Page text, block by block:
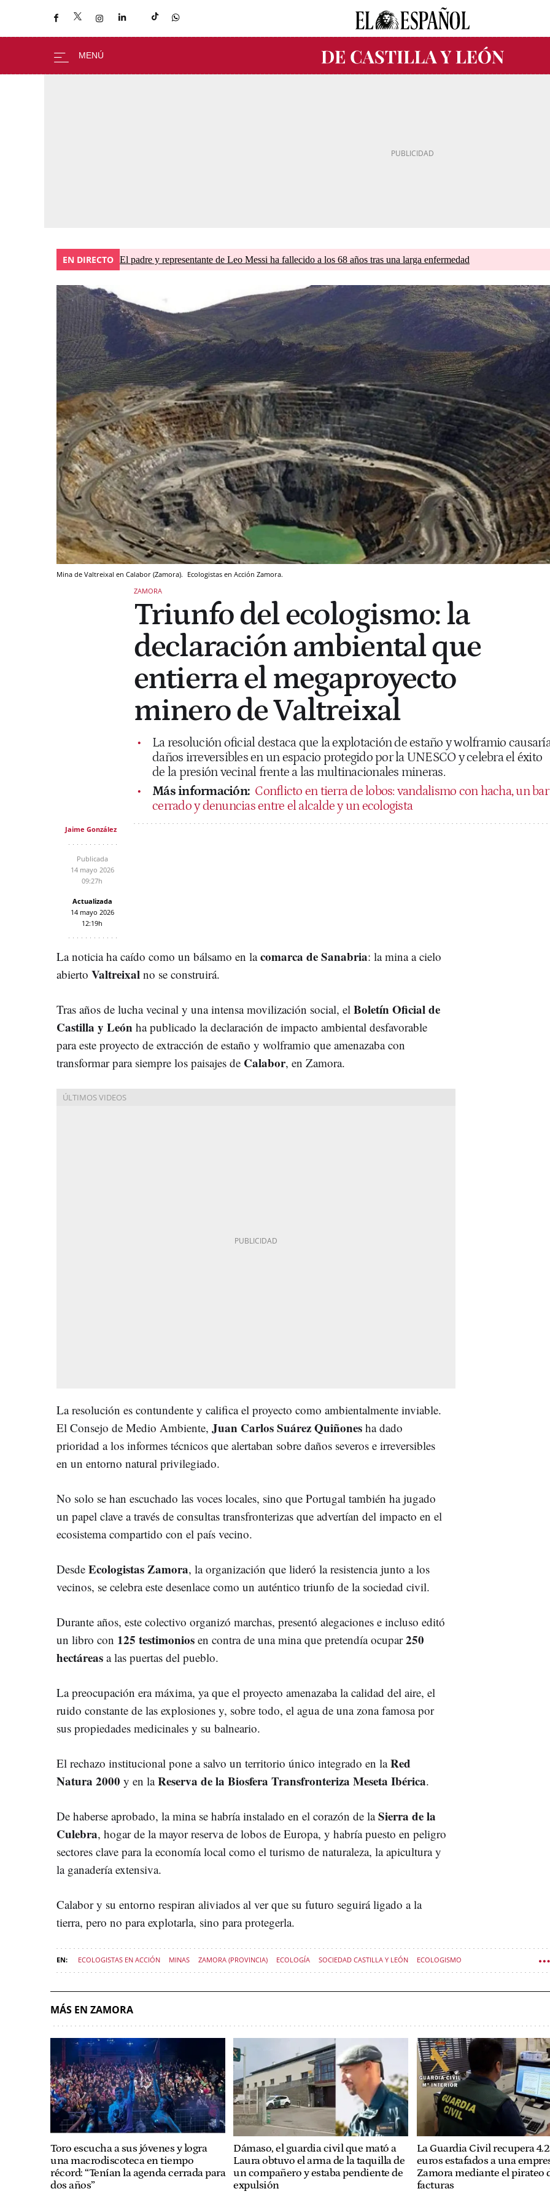
EN DIRECTO El padre y representante de Leo Messi ha fallecido a los 68 años tras una larga enfermedad
Mina de Valtreixal en Calabor (Zamora). Ecologistas en Acción Zamora.
ZAMORA
Triunfo del ecologismo: la
declaración ambiental que
entierra el megaproyecto
minero de Valtreixal
La resolución oficial destaca que la explotación de estaño y wolframio
daños irreversibles en un espacio protegido por la UNESCO y celebra el éxito
de la presión vecinal frente a las multinacionales mineras.
Más información: Conflicto en tierra de lobos: vandalismo con hacha, un bar
cerrado y denuncias entre el alcalde y un ecologista
Jaime González
Publicada
14 mayo 2026
09:27h
Actualizada
14 mayo 2026
12:19h
La noticia ha caído como un bálsamo en lacomarca de Sanabria: la mina a cielo
abierto Valtreixal no se construirá.
Tras años de lucha vecinal y una intensa movilización social, el Boletín Oficial de
Castilla y León ha publicado la declaración de impacto ambiental desfavorable
para este proyecto de extracción de estaño y wolframio que amenazaba con
transformar para siempre los paisajes de Calabor, en Zamora.
La resolución es contundente y califica el proyecto como ambientalmente inviable.
El Consejo de Medio Ambiente, Juan Carlos Suárez Quiñones ha dado
prioridad a los informes técnicos que alertaban sobre daños severos e irreversibles
en un entorno natural privilegiado.
No solo se han escuchado las voces locales, sino que Portugal también ha jugado
un papel clave a través de consultas transfronterizas que advertían del impacto en el
ecosistema compartido con el país vecino.
Desde Ecologistas Zamora, la organización que lideró la resistencia junto a los
vecinos, se celebra este desenlace como un auténtico triunfo de la sociedad civil.
Durante años, este colectivo organizó marchas, presentó alegaciones e incluso editó
un libro con 125 testimonios en contra de una mina que pretendía ocupar250
hectáreas a las puertas del pueblo.
La preocupación era máxima, ya que el proyecto amenazaba la calidad del aire, el
ruido constante de las explosiones y, sobre todo, el agua de una zona famosa por
sus propiedades medicinales y su balneario.
El rechazo institucional pone a salvo un territorio único integrado en laRed
Natura 2000 y en laReserva de la Biosfera Transfronteriza Meseta Ibérica.
De haberse aprobado, la mina se habría instalado en el corazón de laSierra de la
Culebra, hogar de la mayor reserva de lobos de Europa, y habría puesto en peligro
sectores clave para la economía local como el turismo de naturaleza, la apicultura y
la ganadería extensiva.
Calabor y su entorno respiran aliviados al ver que su futuro seguirá ligado a la
tierra, pero no para explotarla, sino para protegerla.
ECOLOGISTAS EN ACCIÓN MINAS ZAMORA (PROVINCIA) ECOLOGÍA SOCIEDAD CASTILLA Y LEÓN ECOLOGISMO
MÁS EN ZAMORA
Toro escucha a sus jóvenes y logra
una macrodiscoteca en tiempo
récord: “Tenían la agenda cerrada para
dos años”
Dámaso, el guardia civil que mató a
Laura obtuvo el arma de la taquilla de
un compañero y estaba pendiente de
expulsión
La Guardia Civil recupera
euros estafados a una
Zamora mediante el pirateo
facturas